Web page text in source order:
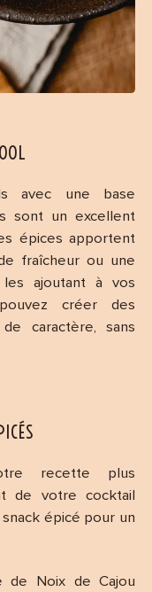
avec une base
sont un excellent
épices apportent
fraîcheur ou une
ajoutant à vos
créer des
caractère, sans
recette plus
de votre cocktail
épicé pour un
de Noix de Cajou